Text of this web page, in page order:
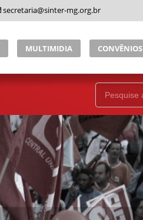
secretaria@sinter-mg.org.br
MULTIMIDIA CONVÊNIOS
Search
for: